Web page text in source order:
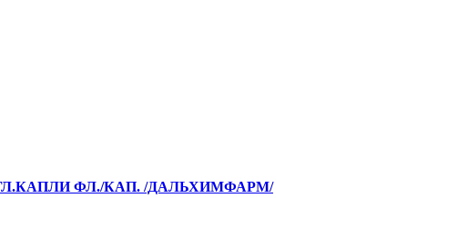
ФЛ./КАП. /ДАЛЬХИМФАРМ/